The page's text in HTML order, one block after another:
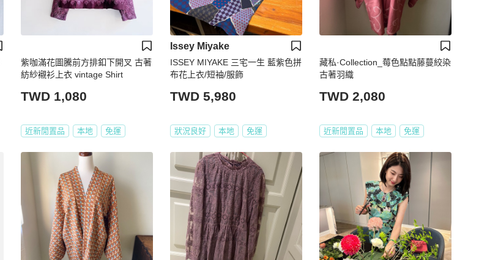
紫咖滿花圖騰前方排釦下開叉 古著
紡紗襯衫上衣 vintage Shirt
TWD 1,080
近新閒置品 本地 免運
Issey Miyake
ISSEY MIYAKE 三宅一生 藍紫色拼
布花上衣/短袖/服飾
TWD 5,980
狀況良好 本地 免運
藏私·Collection_莓色點點藤蔓絞染
古著羽織
TWD 2,080
近新閒置品 本地 免運